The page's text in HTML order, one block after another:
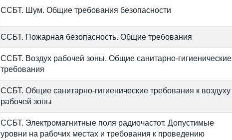
ССБТ. Шум. Общие требования безопасности
ССБТ. Пожарная безопасность. Общие требования
ССБТ. Воздух рабочей зоны. Общие санитарно-гигиенические
требования
ССБТ. Общие санитарно-гигиенические требования к воздуху
рабочей зоны
ССБТ. Электромагнитные поля радиочастот. Допустимые
уровни на рабочих местах и требования к проведению